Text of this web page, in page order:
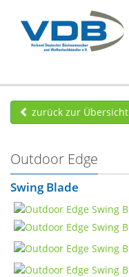
zurück zur Übersicht
Outdoor Edge
Swing Blade